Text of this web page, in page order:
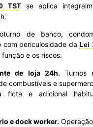
TST se aplica
de banco,
com periculosidade da Lei
e os riscos.
de loja 24h.Turnos
combustíveis e
ficta e adicional
e dock worker.